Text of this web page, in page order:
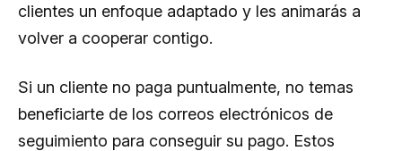
clientes un enfoque adaptado y les animarás a
volver a cooperar contigo.
Si un cliente no paga puntualmente, no temas
beneficiarte de los correos electrónicos de
seguimiento para conseguir su pago. Estos